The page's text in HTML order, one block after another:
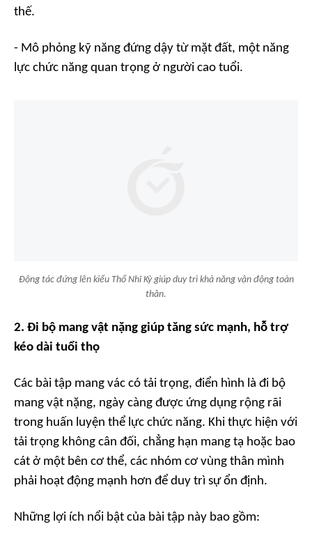
thế.
- Mô phỏng kỹ năng đứng dậy từ mặt đất, một năng
lực chức năng quan trọng ở người cao tuổi.
Động tác đứng lên kiểu Thổ Nhĩ Kỳ giúp duy trì khả năng vận động toàn
thân.
2. Đi bộ mang vật nặng giúp tăng sức mạnh, hỗ trợ
kéo dài tuổi thọ
Các bài tập mang vác có tải trọng, điển hình là đi bộ
mang vật nặng, ngày càng được ứng dụng rộng rãi
trong huấn luyện thể lực chức năng. Khi thực hiện với
tải trọng không cân đối, chẳng hạn mang tạ hoặc bao
cát ở một bên cơ thể, các nhóm cơ vùng thân mình
phải hoạt động mạnh hơn để duy trì sự ổn định.
Những lợi ích nổi bật của bài tập này bao gồm: